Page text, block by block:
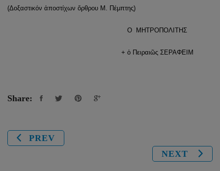
(Δοξαστικόν ἀποστίχων ὄρθρου Μ. Πέμπτης)
Ο ΜΗΤΡΟΠΟΛΙΤΗΣ
+ ὁ Πειραιῶς ΣΕΡΑΦΕΙΜ
Share:
PREV
NEXT